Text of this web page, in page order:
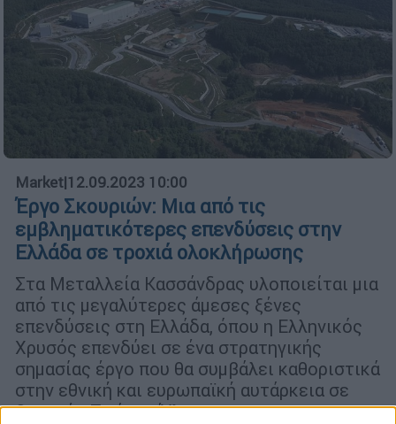
Market|12.09.2023 10:00
Έργο Σκουριών: Μια από τις
εμβληματικότερες επενδύσεις στην
Ελλάδα σε τροχιά ολοκλήρωσης
Στα Μεταλλεία Κασσάνδρας υλοποιείται μια
από τις μεγαλύτερες άμεσες ξένες
επενδύσεις στη Ελλάδα, όπου η Ελληνικός
Χρυσός επενδύει σε ένα στρατηγικής
σημασίας έργο που θα συμβάλει καθοριστικά
στην εθνική και ευρωπαϊκή αυτάρκεια σε
Ορυκτές Πρώτες Ύλες